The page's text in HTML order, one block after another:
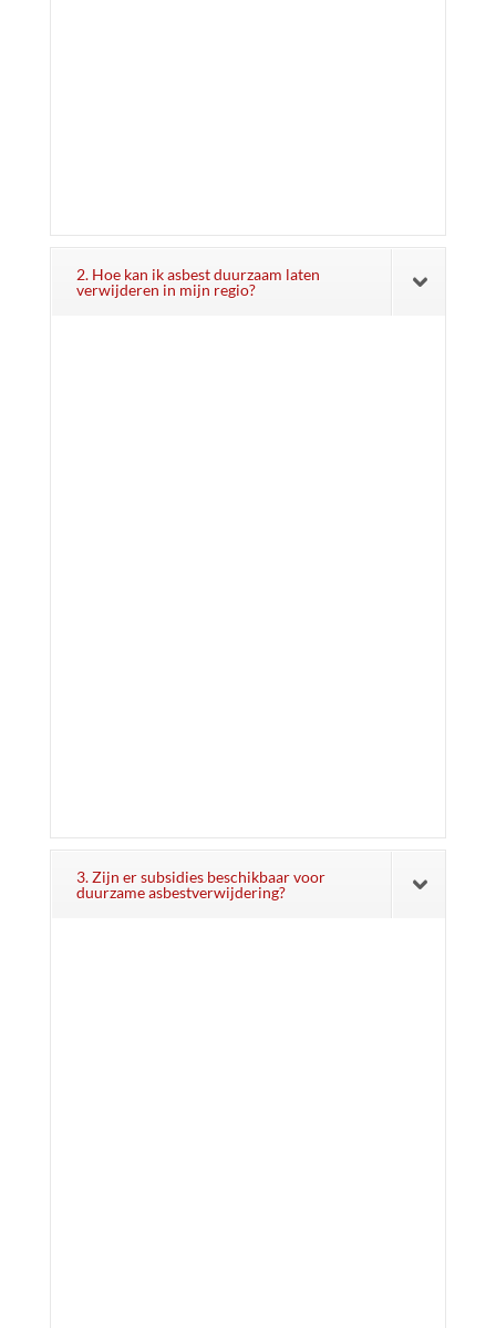
2. Hoe kan ik asbest duurzaam laten
verwijderen in mijn regio?
3. Zijn er subsidies beschikbaar voor
duurzame asbestverwijdering?